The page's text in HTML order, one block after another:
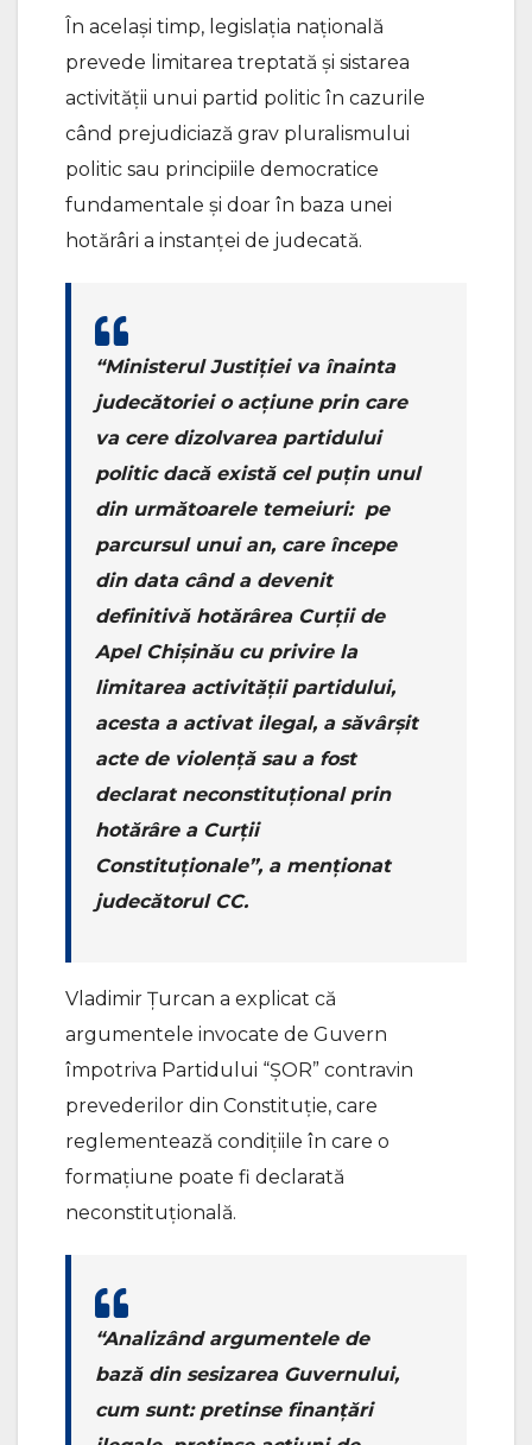
În același timp, legislația națională
prevede limitarea treptată și sistarea
activității unui partid politic în cazurile
când prejudiciază grav pluralismului
politic sau principiile democratice
fundamentale și doar în baza unei
hotărâri a instanței de judecată.
“Ministerul Justiţiei va înainta
judecătoriei o acţiune prin care
va cere dizolvarea partidului
politic dacă există cel puţin unul
din următoarele temeiuri: pe
parcursul unui an, care începe
din data când a devenit
definitivă hotărârea Curţii de
Apel Chişinău cu privire la
limitarea activităţii partidului,
acesta a activat ilegal, a săvârșit
acte de violenţă sau a fost
declarat neconstituțional prin
hotărâre a Curţii
Constituţionale”, a menționat
judecătorul CC.
Vladimir Țurcan a explicat că
argumentele invocate de Guvern
împotriva Partidului “ȘOR” contravin
prevederilor din Constituție, care
reglementează condițiile în care o
formațiune poate fi declarată
neconstituțională.
“Analizând argumentele de
bază din sesizarea Guvernului,
cum sunt: pretinse finanțări